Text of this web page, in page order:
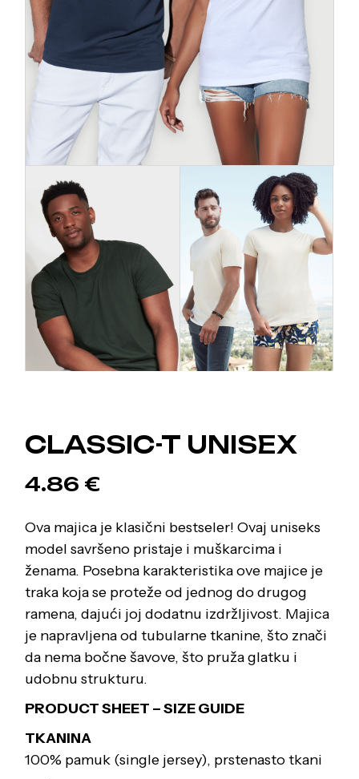
CLASSIC-T UNISEX
4.86 €
Ova majica je klasični bestseler! Ovaj uniseks
model savršeno pristaje i muškarcima i
ženama. Posebna karakteristika ove majice je
traka koja se proteže od jednog do drugog
ramena, dajući joj dodatnu izdržljivost. Majica
je napravljena od tubularne tkanine, što znači
da nema bočne šavove, što pruža glatku i
udobnu strukturu.
PRODUCT SHEET – SIZE GUIDE
TKANINA
100% pamuk (single jersey), prstenasto tkani